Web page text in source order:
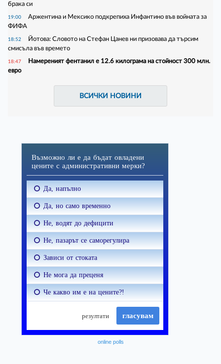
брака си
19:00
Аржентина и Мексико подкрепиха Инфантино във войната за
ФИФА
18:52
Йотова: Словото на Стефан Цанев ни призовава да търсим
смисъла във времето
18:47
Намереният фентанил е 12.6 килограма на стойност 300 млн.
евро
ВСИЧКИ НОВИНИ
online polls